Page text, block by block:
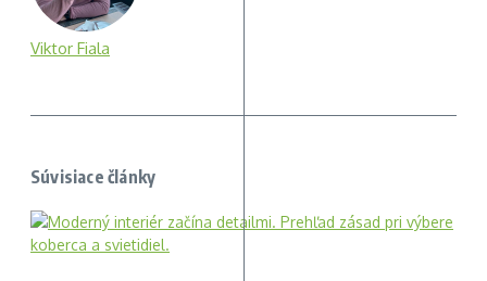
Viktor Fiala
Súvisiace články